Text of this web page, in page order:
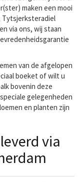
maken een mooi
Tytsjerksteradiel
via ons, wij staan
van de afgelopen
boeket of wilt u
bovenin deze
gelegenheden
en planten zijn
via